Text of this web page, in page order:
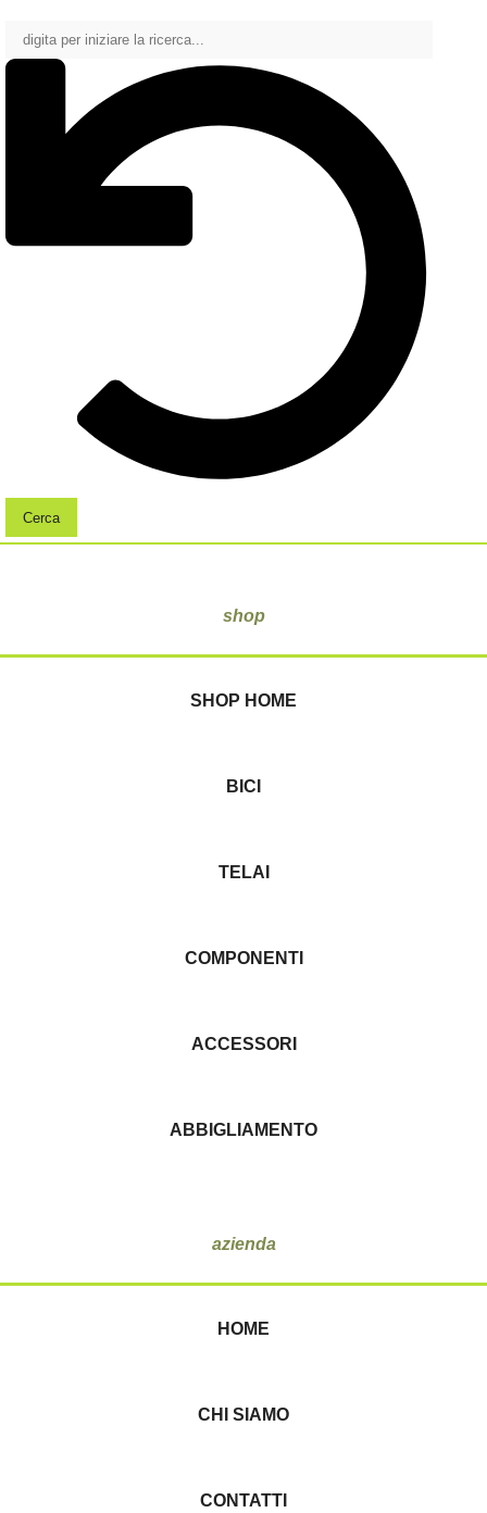
Cerca
shop
SHOP HOME
BICI
TELAI
COMPONENTI
ACCESSORI
ABBIGLIAMENTO
azienda
HOME
CHI SIAMO
CONTATTI